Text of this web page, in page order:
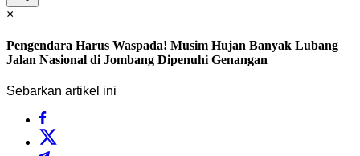
×
Pengendara Harus Waspada! Musim Hujan Banyak Lubang
Jalan Nasional di Jombang Dipenuhi Genangan
Sebarkan artikel ini